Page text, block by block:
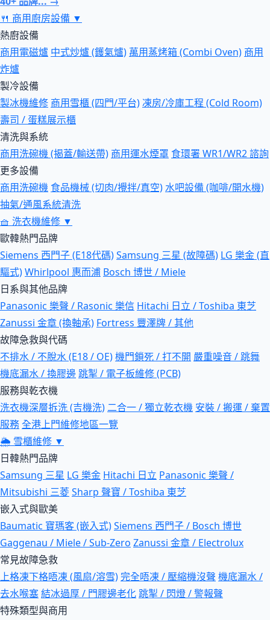
🍴 商用廚房設備 ▼
熱廚設備
商用電磁爐 中式炒爐 (鑊氣爐) 萬用蒸烤箱 (Combi Oven) 商用
炸爐
製冷設備
製冰機維修 商用雪櫃 (四門/平台)凍房/冷庫工程 (Cold Room)
壽司 / 蛋糕展示櫃
清洗與系統
商用洗碗機 (揭蓋/輸送帶) 商用運水煙罩 食環署 WR1/WR2 諮詢
更多設備
商用洗碗機 食品機械 (切肉/攪拌/真空)水吧設備 (咖啡/開水機)
抽氣/通風系統清洗
🧺 洗衣機維修 ▼
歐韓熱門品牌
Siemens 西門子 (E18代碼)Samsung 三星 (故障碼) LG 樂金 (直
驅式)Whirlpool 惠而浦 Bosch 博世 / Miele
日系與其他品牌
Panasonic 樂聲 / Rasonic 樂信 Hitachi 日立 / Toshiba 東芝
Zanussi 金章 (換軸承) Fortress 豐澤牌 / 其他
故障急救與代碼
不排水 / 不脫水 (E18 / OE)機門鎖死 / 打不開 嚴重噪音 / 跳舞
機底漏水 / 換膠邊跳掣 / 電子板維修 (PCB)
服務與乾衣機
洗衣機深層拆洗 (吉機洗) 二合一 / 獨立乾衣機 安裝 / 搬運 / 棄置
服務全港上門維修地區一覽
🌦 雪櫃維修 ▼
日韓熱門品牌
Samsung 三星 LG 樂金 Hitachi 日立 Panasonic 樂聲 /
Mitsubishi 三菱Sharp 聲寶 / Toshiba 東芝
嵌入式與歐美
Baumatic 寶瑪客 (嵌入式)Siemens 西門子 / Bosch 博世
Gaggenau / Miele / Sub-Zero Zanussi 金章 / Electrolux
常見故障急救
上格凍下格唔凍 (風扇/溶雪)完全唔凍 / 壓縮機沒聲 機底漏水 /
去水喉塞結冰過厚 / 門膠邊老化跳掣 / 閃燈 / 警報聲
特殊類型與商用